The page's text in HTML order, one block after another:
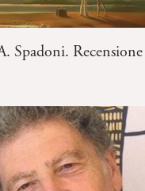
Spadoni. Recensione